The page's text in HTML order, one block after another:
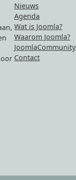
Nieuws
Agenda
Wat is Joomla?
Waarom Joomla?
JoomlaCommunity
Contact